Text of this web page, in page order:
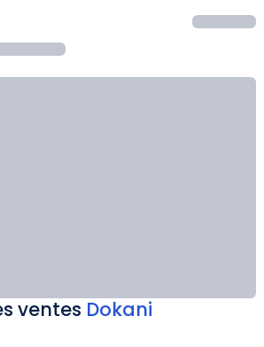
ventes Dokani